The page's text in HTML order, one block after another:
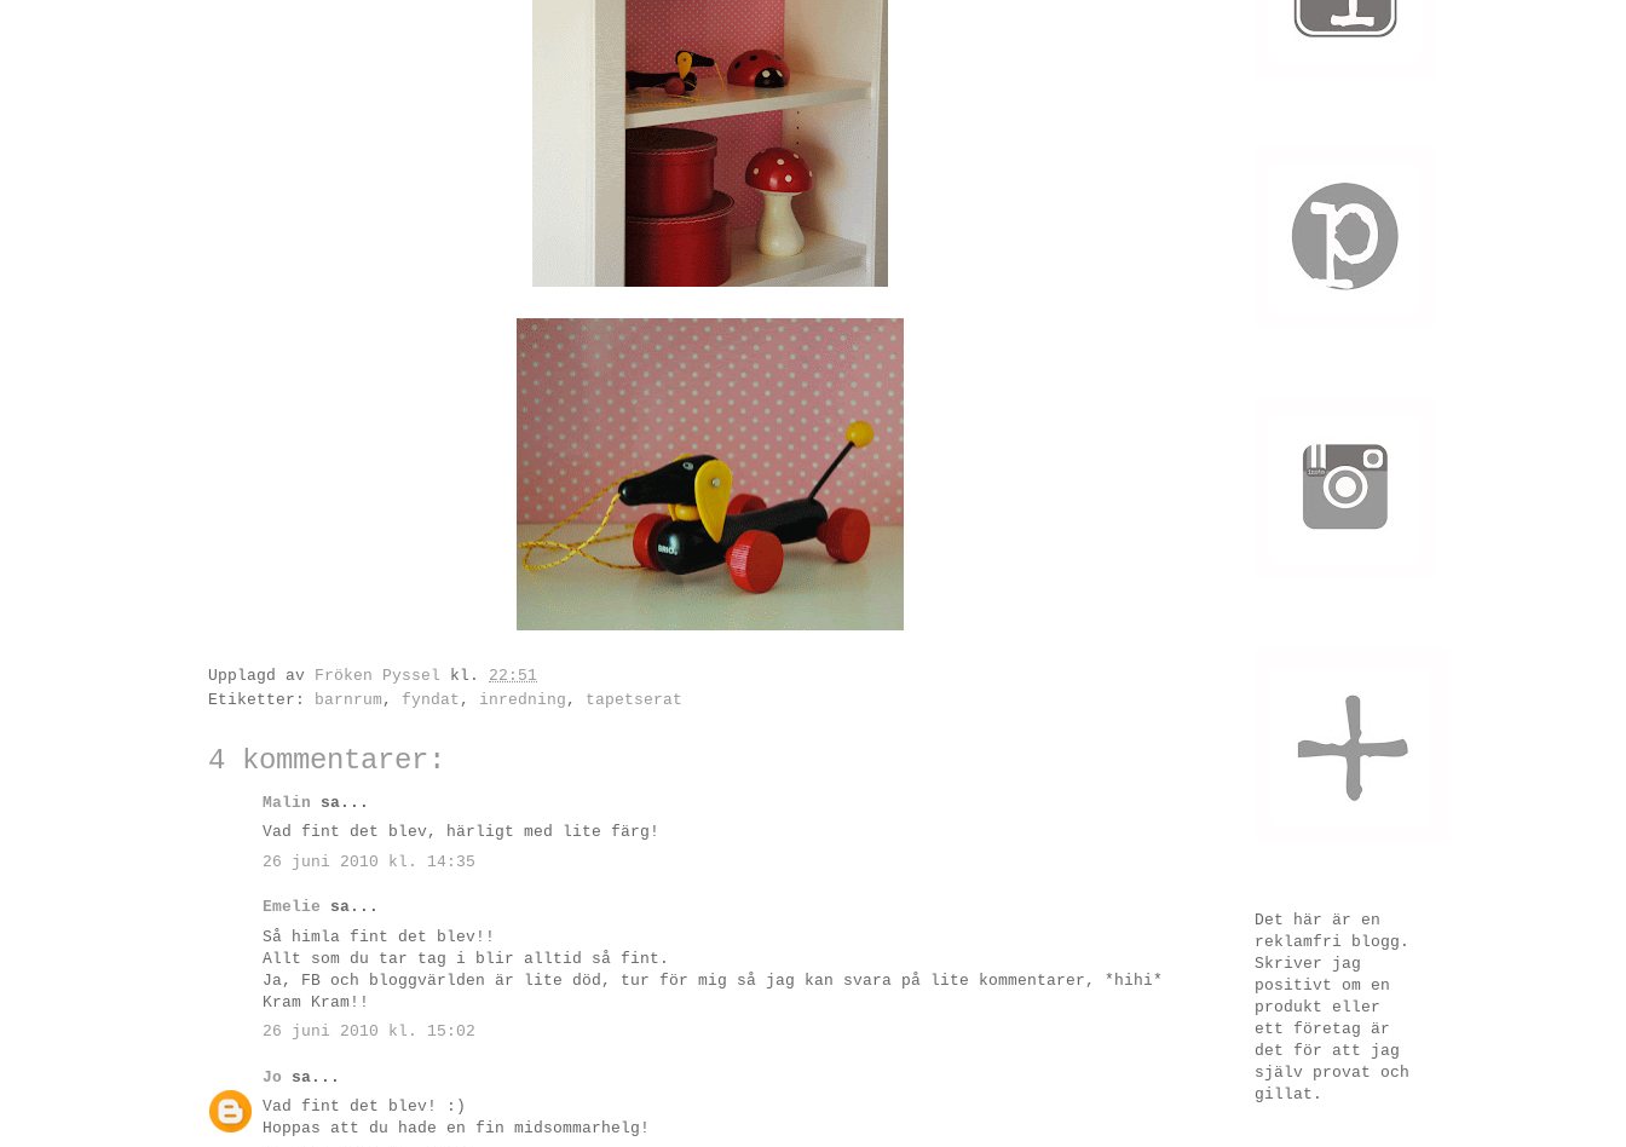
Upplagd av Fröken Pyssel kl. 22:51
Etiketter:
barnrum , fyndat , inredning , tapetserat
4 kommentarer:
Malin sa...
Vad fint det blev, härligt med lite färg!
26 juni 2010 kl. 14:35
Emelie sa...
Så himla fint det blev!!
Allt som du tar tag i blir alltid så fint.
Ja, FB och bloggvärlden är lite död, tur för mig så jag kan svara på lite kommentarer, *hihi*
Kram Kram!!
26 juni 2010 kl. 15:02
Jo sa...
Vad fint det blev! :)
Hoppas att du hade en fin midsommarhelg!
Det här är en
reklamfri blogg.
Skriver jag
positivt om en
produkt eller
ett företag är
det för att jag
själv provat och
gillat.